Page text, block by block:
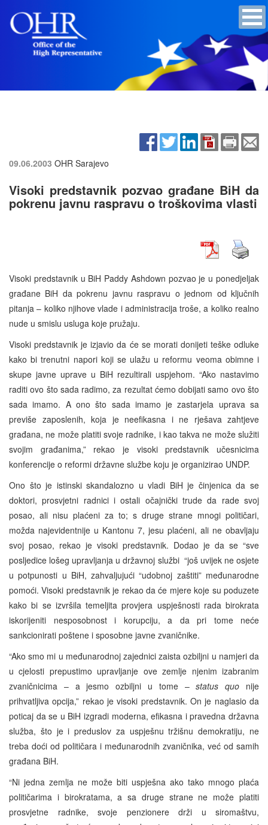
09.06.2003 OHR Sarajevo
Visoki predstavnik pozvao građane BiH da
pokrenu javnu raspravu o troškovima vlasti
Visoki predstavnik u BiH Paddy Ashdown pozvao je u ponedjeljak
građane BiH da pokrenu javnu raspravu o jednom od ključnih
pitanja – koliko njihove vlade i administracija troše, a koliko realno
nude u smislu usluga koje pružaju.
Visoki predstavnik je izjavio da će se morati donijeti teške odluke
kako bi trenutni napori koji se ulažu u reformu veoma obimne i
skupe javne uprave u BiH rezultirali uspjehom. “Ako nastavimo
raditi ovo što sada radimo, za rezultat ćemo dobijati samo ovo što
sada imamo. A ono što sada imamo je zastarjela uprava sa
previše zaposlenih, koja je neefikasna i ne rješava zahtjeve
građana, ne može platiti svoje radnike, i kao takva ne može služiti
svojim građanima,” rekao je visoki predstavnik učesnicima
konferencije o reformi državne službe koju je organizirao UNDP.
Ono što je istinski skandalozno u vladi BiH je činjenica da se
doktori, prosvjetni radnici i ostali očajnički trude da rade svoj
posao, ali nisu plaćeni za to; s druge strane mnogi političari,
možda najevidentnije u Kantonu 7, jesu plaćeni, ali ne obavljaju
svoj posao, rekao je visoki predstavnik. Dodao je da se “sve
posljedice lošeg upravljanja u državnoj službi “još uvijek ne osjete
u potpunosti u BiH, zahvaljujući “udobnoj zaštiti” međunarodne
pomoći. Visoki predstavnik je rekao da će mjere koje su poduzete
kako bi se izvršila temeljita provjera uspješnosti rada birokrata
iskorijeniti nesposobnost i korupciju, a da pri tome neće
sankcionirati poštene i sposobne javne zvaničnike.
“Ako smo mi u međunarodnoj zajednici zaista ozbiljni u namjeri da
u cjelosti prepustimo upravljanje ove zemlje njenim izabranim
zvaničnicima – a jesmo ozbiljni u tome –status quo nije
prihvatljiva opcija,” rekao je visoki predstavnik. On je naglasio da
poticaj da se u BiH izgradi moderna, efikasna i pravedna državna
služba, što je i preduslov za uspješnu tržišnu demokratiju, ne
treba doći od političara i međunarodnih zvaničnika, već od samih
građana BiH.
“Ni jedna zemlja ne može biti uspješna ako tako mnogo plaća
političarima i birokratama, a sa druge strane ne može platiti
prosvjetne radnike, svoje penzionere drži u siromaštvu,